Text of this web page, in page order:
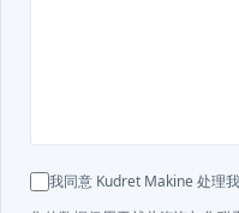
我同意 Kudret Makine 处理